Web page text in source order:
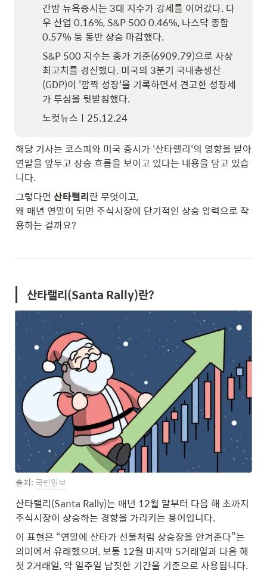
간밤 뉴욕증시는 3대 지수가 강세를 이어갔다. 다
우 산업 0.16%, S&P 500 0.46%, 나스닥 종합
0.57% 등 동반 상승 마감했다.
S&P 500 지수는 종가 기준(6909.79)으로 사상
최고치를 경신했다. 미국의 3분기 국내총생산
(GDP)이 '깜짝 성장'을 기록하면서 견고한 성장세
가 투심을 뒷받침했다.
노컷뉴스ㅣ25.12.24
해당 기사는 코스피와 미국 증시가 '산타랠리'의 영향을 받아
연말을 앞두고 상승 흐름을 보이고 있다는 내용을 담고 있습
니다.
그렇다면 산타랠리란 무엇이고,
왜 매년 연말이 되면 주식시장에 단기적인 상승 압력으로 작
용하는 걸까요?
산타랠리(Santa Rally)란?
출처: 국민일보
산타랠리(Santa Rally)는 매년 12월 말부터 다음 해 초까지
주식시장이 상승하는 경향을 가리키는 용어입니다.
이 표현은 “연말에 산타가 선물처럼 상승장을 안겨준다”는
의미에서 유래했으며, 보통 12월 마지막 5거래일과 다음 해
첫 2거래일, 약 일주일 남짓한 기간을 기준으로 사용됩니다.